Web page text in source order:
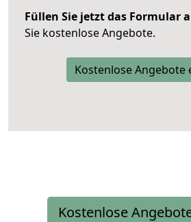
Füllen Sie jetzt das Formular
Sie kostenlose Angebote.
Kostenlose Angebote
Kostenlose